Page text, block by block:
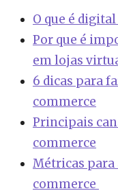
O que é
Por que é
em lojas
6 dicas para
commerce
Principais
commerce
Métricas
commerce